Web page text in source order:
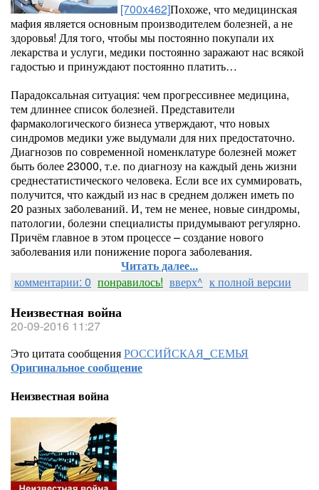
[700x462]Похоже, что медицинская
мафия является основным производителем болезней, а не
здоровья! Для того, чтобы мы постоянно покупали их
лекарства и услуги, медики постоянно заражают нас всякой
гадостью и принуждают постоянно платить…
Парадоксальная ситуация: чем прогрессивнее медицина,
тем длиннее список болезней. Представители
фармакологического бизнеса утверждают, что новых
синдромов медики уже выдумали для них предостаточно.
Диагнозов по современной номенклатуре болезней может
быть более 23000, т.е. по диагнозу на каждый день жизни
среднестатистического человека. Если все их суммировать,
получится, что каждый из нас в среднем должен иметь по
20 разных заболеваний. И, тем не менее, новые синдромы,
патологии, болезни специалисты придумывают регулярно.
Причём главное в этом процессе – создание нового
заболевания или понижение порога заболевания.
Читать далее...
комментарии: 0 понравилось! вверх^ к полной версии
Неизвестная война
20-09-2016 11:27
Это цитата сообщенияРОССИЙСКАЯ_СЕМЬЯ
Оригинальное сообщение
Неизвестная война